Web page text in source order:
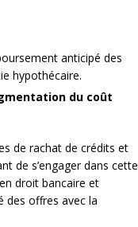
anticipé des
hypothécaire.
du coût
de rachat de crédits et
de s’engager dans cette
droit bancaire et
des offres avec la